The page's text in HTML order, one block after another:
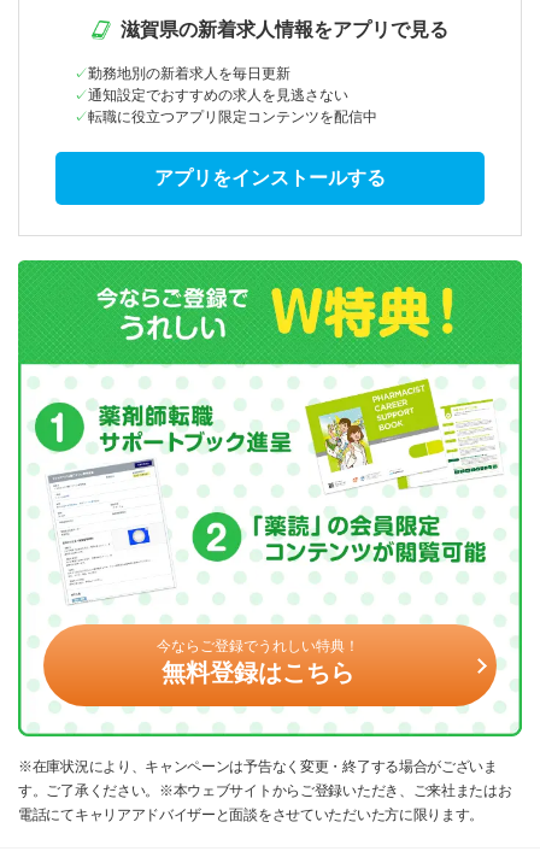
滋賀県の新着求人情報をアプリで見る
勤務地別の新着求人を毎日更新
通知設定でおすすめの求人を見逃さない
転職に役立つアプリ限定コンテンツを配信中
アプリをインストールする
今ならご登録でうれしい特典！
無料登録はこちら
※在庫状況により、キャンペーンは予告なく変更・終了する場合がございま
す。ご了承ください。※本ウェブサイトからご登録いただき、ご来社またはお
電話にてキャリアアドバイザーと面談をさせていただいた方に限ります。